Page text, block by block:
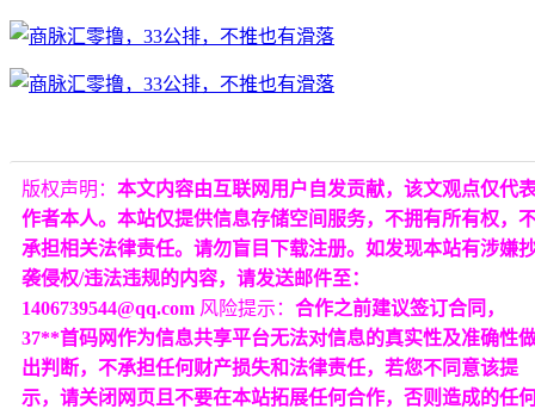
版权声明： 本文内容由互联网用户自发贡献，该文观点仅代
作者本人。本站仅提供信息存储空间服务，不拥有所有权，
承担相关法律责任。请勿盲目下载注册。如发现本站有涉嫌
袭侵权/违法违规的内容，请发送邮件至：
1406739544@qq.com 风险提示： 合作之前建议签订合同，
37**首码网作为信息共享平台无法对信息的真实性及准确性
出判断，不承担任何财产损失和法律责任，若您不同意该提
示，请关闭网页且不要在本站拓展任何合作，否则造成的任